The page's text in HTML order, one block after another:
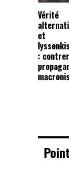
Vérité
et
: